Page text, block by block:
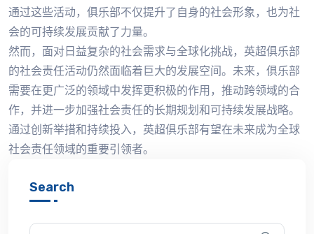
通过这些活动，俱乐部不仅提升了自身的社会形象，也为社
会的可持续发展贡献了力量。
然而，面对日益复杂的社会需求与全球化挑战，英超俱乐部
的社会责任活动仍然面临着巨大的发展空间。未来，俱乐部
需要在更广泛的领域中发挥更积极的作用，推动跨领域的合
作，并进一步加强社会责任的长期规划和可持续发展战略。
通过创新举措和持续投入，英超俱乐部有望在未来成为全球
社会责任领域的重要引领者。
Search